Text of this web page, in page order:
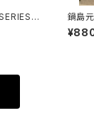
レギウ
コレギ
鍋島
還暦
古楽